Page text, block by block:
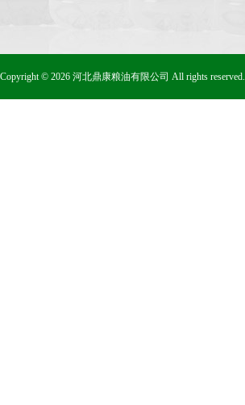
Copyright © 2026 河北鼎康粮油有限公司 All rights reserved.